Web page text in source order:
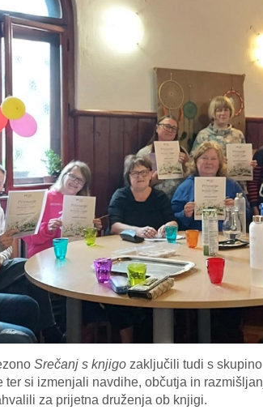
Srečanj s knjigo zaključili tudi s
ter si izmenjali navdihe, občutja in
za prijetna druženja ob knjigi.